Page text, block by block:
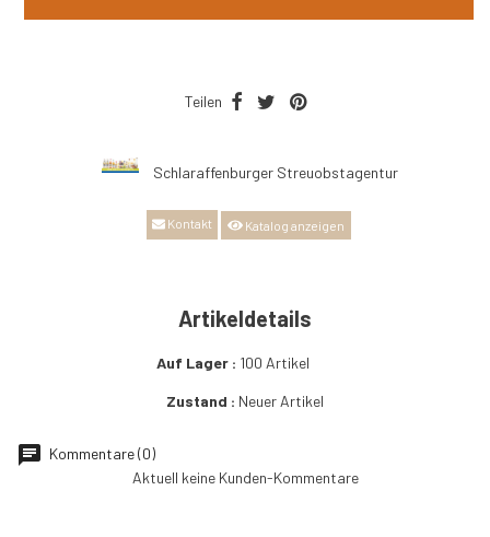
Teilen
Schlaraffenburger Streuobstagentur
Kontakt Katalog anzeigen
Artikeldetails
Auf Lager 100 Artikel
Zustand Neuer Artikel
chat Kommentare (0)
Aktuell keine Kunden-Kommentare